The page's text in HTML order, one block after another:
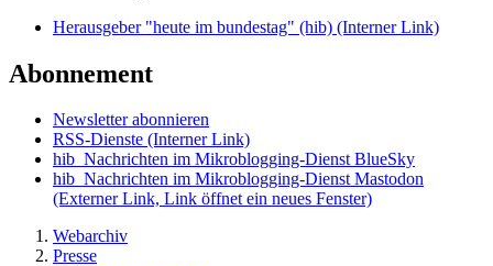
Herausgeber "heute im bundestag" (hib) (Interner Link)
Abonnement
Newsletter abonnieren
RSS-Dienste (Interner Link)
hib_Nachrichten im Mikroblogging-Dienst BlueSky
hib_Nachrichten im Mikroblogging-Dienst Mastodon
(Externer Link, Link öffnet ein neues Fenster)
Webarchiv
Presse